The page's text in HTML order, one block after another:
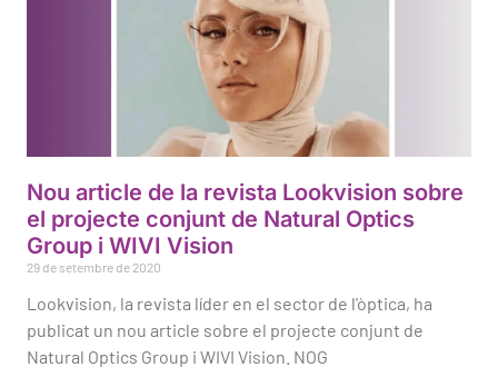
Nou article de la revista Lookvision sobre
el projecte conjunt de Natural Optics
Group i WIVI Vision
29 de setembre de 2020
Lookvision, la revista líder en el sector de l'òptica, ha
publicat un nou article sobre el projecte conjunt de
Natural Optics Group i WIVI Vision. NOG